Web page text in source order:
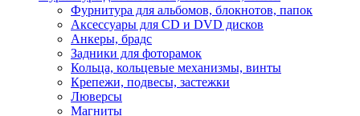
Фурнитура для альбомов, блокнотов, папок
Аксессуары для CD и DVD дисков
Анкеры, брадс
Задники для фоторамок
Кольца, кольцевые механизмы, винты
Крепежи, подвесы, застежки
Люверсы
Магниты